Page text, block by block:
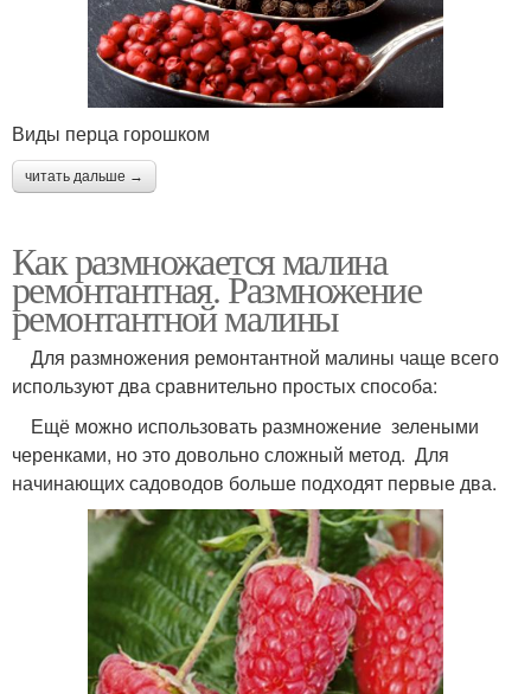
Виды перца горошком
читать дальше →
Как размножается малина
ремонтантная. Размножение
ремонтантной малины
Для размножения ремонтантной малины чаще всего
используют два сравнительно простых способа:
Ещё можно использовать размножение зелеными
черенками, но это довольно сложный метод. Для
начинающих садоводов больше подходят первые два.